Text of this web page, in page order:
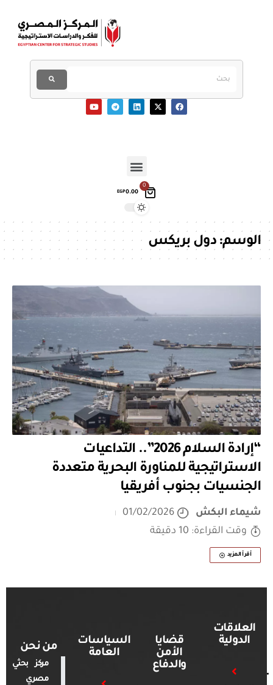
0
EGP0.00
الوسم:دول بريكس
“إرادة السلام 2026”.. التداعيات
الاستراتيجية للمناورة البحرية متعددة
الجنسيات بجنوب أفريقيا
شيماء البكش
01/02/2026
وقت القراءة: 10 دقيقة
أقرأ المزيد
العلاقات
الدولية
قضايا
الأمن
والدفاع
السياسات
العامة
من نحن
مركز بحثي
مصري